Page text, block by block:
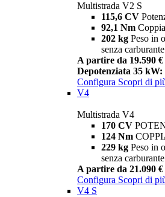
Multistrada V2 S
115,6 CV
92,1 Nm Coppia
202 kg Peso in
senza carburante
A partire da 19.590 €
Depotenziata 35 kW:
Configura Scopri di
V4
Multistrada V4
170 CV
124 Nm
229 kg Peso in
senza carburante
A partire da 21.090 €
Configura Scopri di
V4 S